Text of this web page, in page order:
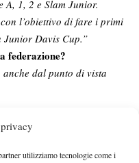
utilizziamo tecnologie come i
1, 2 e Slam Junior.
l’obiettivo di fare i primi
Junior Davis Cup.”
federazione?
dal punto di vista
Tennis!”